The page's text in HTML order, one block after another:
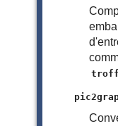
troff